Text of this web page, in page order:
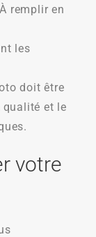
remplir en
les
doit être
qualité et le
votre